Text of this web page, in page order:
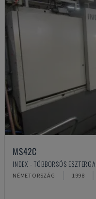
MS42C
INDEX - TÖBBORSÓS ESZTERGA
NÉMETORSZÁG 1998